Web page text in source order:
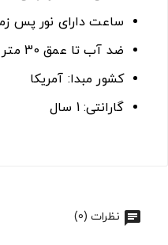
ساعت دارای نور پس
ضد آب تا عمق 30 متر
کشور مبدا: آمریکا
گارانتی: 1 سال
نظرات (0)